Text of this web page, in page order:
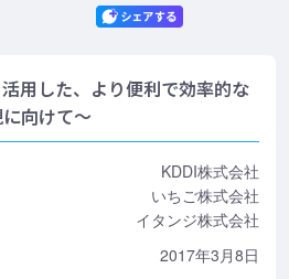
用した、より便利で効率的な
向けて～
KDDI株式会社
いちご株式会社
イタンジ株式会社
2017年3月8日